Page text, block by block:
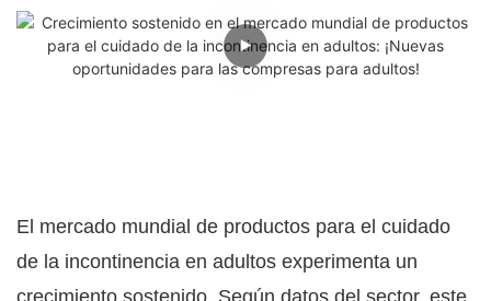
El mercado mundial de productos para el cuidado
de la incontinencia en adultos experimenta un